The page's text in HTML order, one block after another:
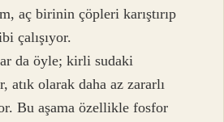
aç birinin çöpleri karıştırıp
çalışıyor.
da öyle; kirli sudaki
atık olarak daha az zararlı
Bu aşama özellikle fosfor